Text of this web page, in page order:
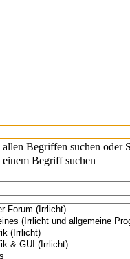
Begriffen suchen oder
einem Begriff suchen